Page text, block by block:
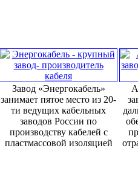
Завод «Энергокабель»
занимает пятое место из 20-
ти ведущих кабельных
заводов России по
производству кабелей с
пластмассовой изоляцией